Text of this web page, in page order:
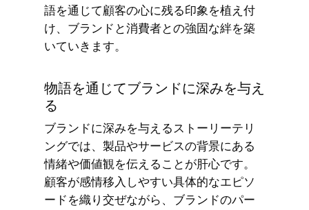
語を通じて顧客の心に残る印象を植え付
け、ブランドと消費者との強固な絆を築
いていきます。
物語を通じてブランドに深みを与え
る
ブランドに深みを与えるストーリーテリ
ングでは、製品やサービスの背景にある
情緒や価値観を伝えることが肝心です。
顧客が感情移入しやすい具体的なエピソ
ードを織り交ぜながら、ブランドのパー